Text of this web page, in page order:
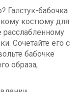
Галстук-бабочка
костюму для
расслабленному
Сочетайте его с
бабочке
образа,